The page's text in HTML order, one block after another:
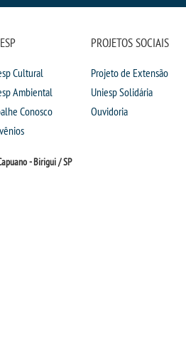
Cultural
Ambiental
Conosco
PROJETOS SOCIAIS
Projeto de Extensão
Uniesp Solidária
Ouvidoria
- Birigui / SP